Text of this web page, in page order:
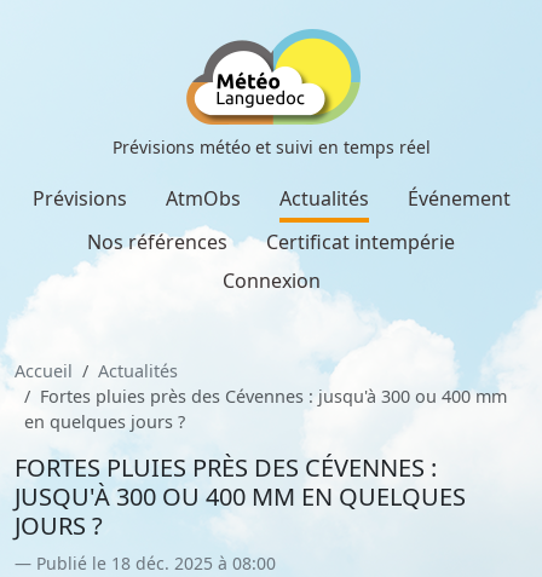
Prévisions météo et suivi en temps réel
Prévisions AtmObs Actualités
Événement
Nos références
Certificat intempérie
Connexion
Accueil
Actualités
Fortes pluies près des Cévennes : jusqu'à 300 ou 400 mm
en quelques jours ?
FORTES PLUIES PRÈS DES CÉVENNES :
JUSQU'À 300 OU 400 MM EN QUELQUES
JOURS ?
Publié le 18 déc. 2025 à 08:00